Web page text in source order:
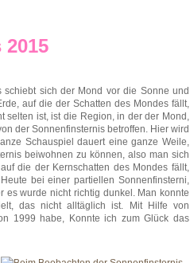
schiebt sich der Mond vor die Sonne und
auf die der Schatten des Mondes fällt,
selten ist, ist die Region, in der der Mond,
der Sonnenfinsternis betroffen. Hier wird
Schauspiel dauert eine ganze Weile,
beiwohnen zu können, also man sich
die der Kernschatten des Mondes fällt,
bei einer partiellen Sonnenfinsterni,
es wurde nicht richtig dunkel. Man konnte
das nicht alltäglich ist. Mit Hilfe von
1999 habe, Konnte ich zum Glück das